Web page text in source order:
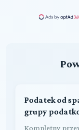
Podatek od
grupy
Kompletny